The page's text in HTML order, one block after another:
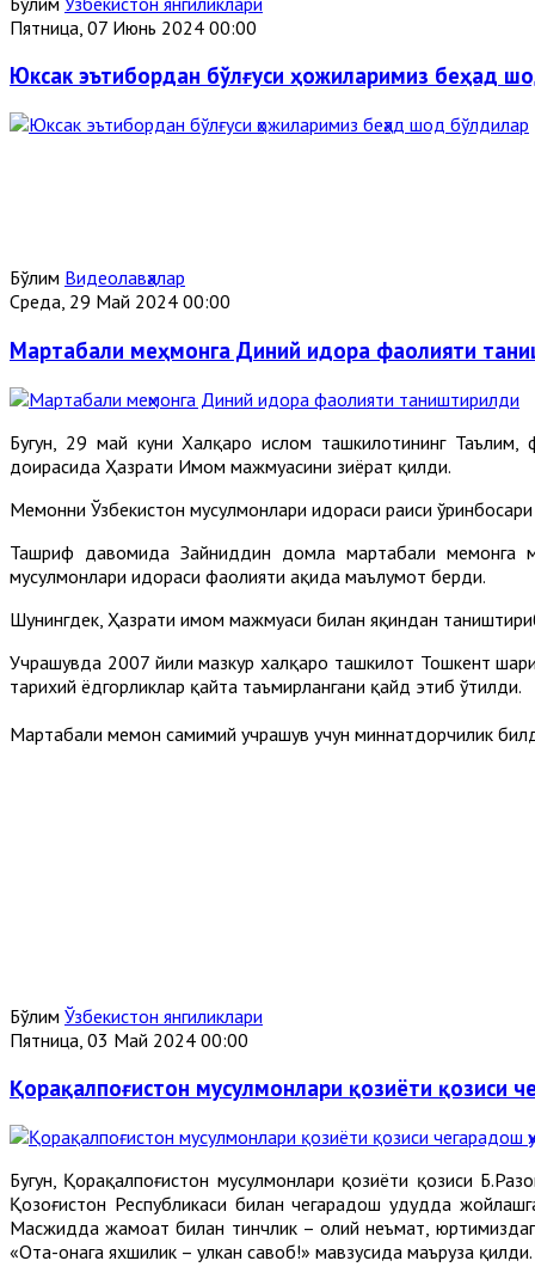
Пятница, 07 Июнь 2024 00:00
Юксак эътибордан бўлғуси ҳожиларимиз беҳад
Бўлим Видеолавҳалар
Среда, 29 Май 2024 00:00
Мартабали меҳмонга Диний идора фаолияти
Бугун, 29 май куни Халқаро ислом ташкилотининг
доирасида Ҳазрати Имом мажмуасини зиёрат қилди.
Меҳмонни Ўзбекистон мусулмонлари идораси раиси
Ташриф давомида Зайниддин домла мартабали меҳмонга
мусулмонлари идораси фаолияти ҳақида маълумот берди.
Шунингдек, Ҳазрати имом мажмуаси билан яқиндан
Учрашувда 2007 йили мазкур халқаро ташкилот Тошкент
тарихий ёдгорликлар қайта таъмирлангани қайд этиб ўтилди.
Мартабали меҳмон самимий учрашув учун миннатдорчилик
Бўлим Ўзбекистон янгиликлари
Пятница, 03 Май 2024 00:00
Қорақалпоғистон мусулмонлари қозиёти қозиси
Бугун, Қорақалпоғистон мусулмонлари қозиёти қозиси
Қозоғистон Республикаси билан чегарадош ҳудудда
Масжидда жамоат билан тинчлик – олий неъмат,
«Ота-онага яхшилик – улкан савоб!» мавзусида маъруза қилди.